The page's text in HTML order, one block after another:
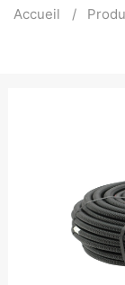
Accueil